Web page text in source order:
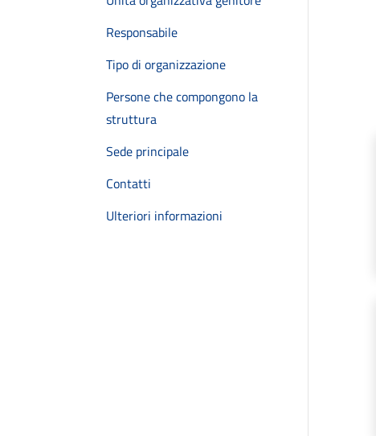
Responsabile
Tipo di organizzazione
Persone che compongono la
struttura
Sede principale
Contatti
Ulteriori informazioni